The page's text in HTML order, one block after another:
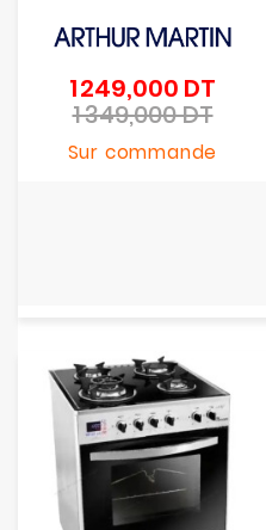
1 249,000 DT
1 349,000 DTPrix
Sur commande